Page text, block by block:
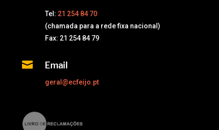
Tel: 21 254 84 70
(chamada para a rede fixa nacional)
Fax: 21 254 84 79
 Email
geral@ecfeijo.pt